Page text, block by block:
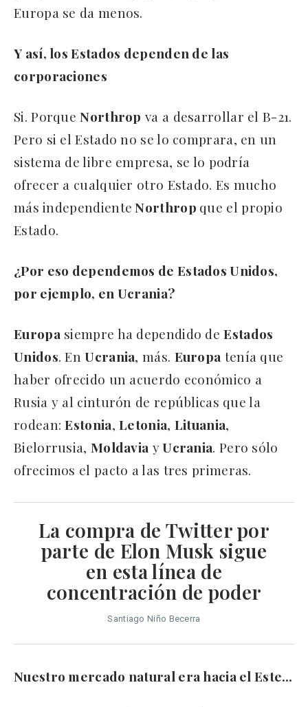
Europa se da menos.
Y así, los Estados dependen de las
corporaciones
Si. PorqueNorthrop va a desarrollar el B-21.
Pero si el Estado no se lo comprara, en un
sistema de libre empresa, se lo podría
ofrecer a cualquier otro Estado. Es mucho
más independienteNorthrop que el propio
Estado.
¿Por eso dependemos de Estados Unidos,
por ejemplo, en Ucrania?
Europasiempre ha dependido deEstados
Unidos. EnUcrania, más. Europa tenía que
haber ofrecido un acuerdo económico a
Rusia y al cinturón de repúblicas que la
rodean:Estonia,Letonia, Lituania,
Bielorrusia, Moldavia yUcrania. Pero sólo
ofrecimos el pacto a las tres primeras.
La compra de Twitter por
parte de Elon Musk sigue
en esta línea de
concentración de poder
Santiago Niño Becerra
Nuestro mercado natural era hacia el Este…